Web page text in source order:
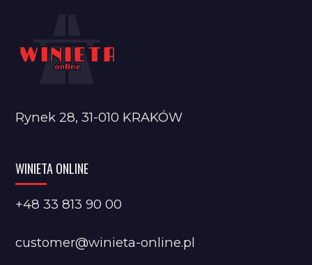
Rynek 28, 31-010 KRAKÓW
WINIETA ONLINE
+48 33 813 90 00
customer@winieta-online.pl